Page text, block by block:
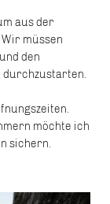
aus der
müssen
den
durchzustarten.
möchte ich
sichern.